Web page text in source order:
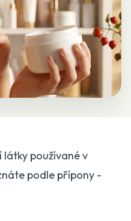
látky používané v
podle přípony -